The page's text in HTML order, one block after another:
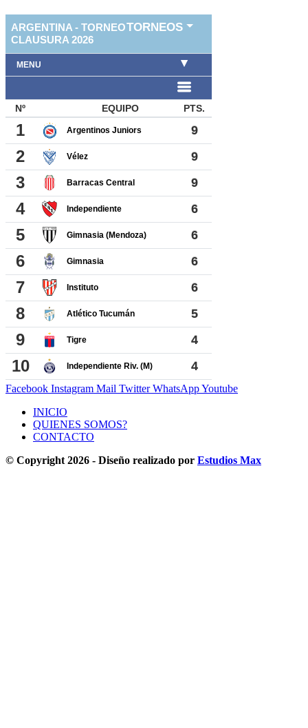
Facebook Instagram Mail Twitter WhatsAppYoutube
INICIO
QUIENES SOMOS?
CONTACTO
© Copyright 2026 - Diseño realizado por Estudios Max